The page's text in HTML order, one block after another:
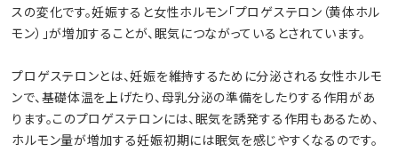
スの変化です。妊娠すると女性ホルモン「プロゲステロン（黄体ホル
モン）」が増加することが、眠気につながっているとされています。
プロゲステロンとは、妊娠を維持するために分泌される女性ホルモ
ンで、基礎体温を上げたり、母乳分泌の準備をしたりする作用があ
ります。このプロゲステロンには、眠気を誘発する作用もあるため、
ホルモン量が増加する妊娠初期には眠気を感じやすくなるのです。